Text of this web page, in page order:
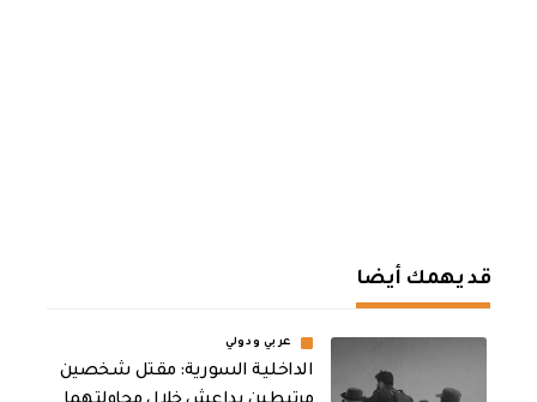
قد يهمك أيضا
عربي ودولي
الداخلية السورية: مقتل شخصين